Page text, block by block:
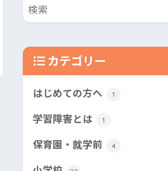
カテゴリー
はじめての方へ 1
学習障害とは 1
保育園・就学前 4